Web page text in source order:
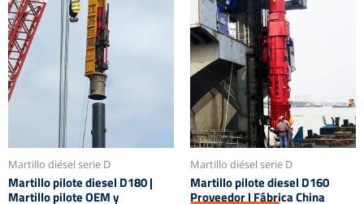
Martillo diésel serie D
Martillo pilote diesel D180 |
Martillo pilote OEM y
Martillo diésel serie D
Martillo pilote diesel D160
Proveedor | Fábrica China